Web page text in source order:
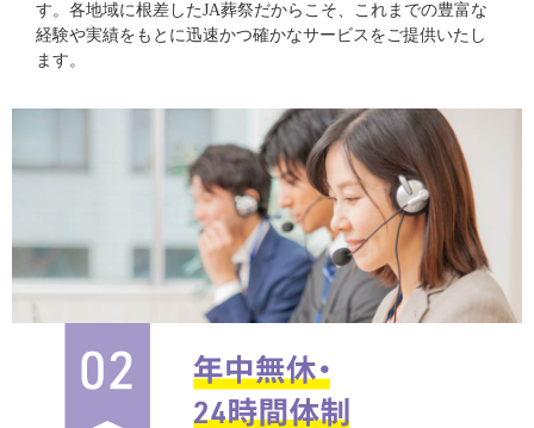
す。各地域に根差したJA葬祭だからこそ、これまでの豊富な
経験や実績をもとに迅速かつ確かなサービスをご提供いたし
ます。